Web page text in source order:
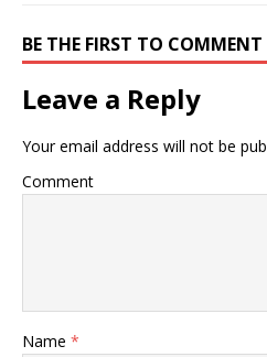
BE THE FIRST TO COMMENT
Leave a Reply
Your email address will not be
Comment
Name *